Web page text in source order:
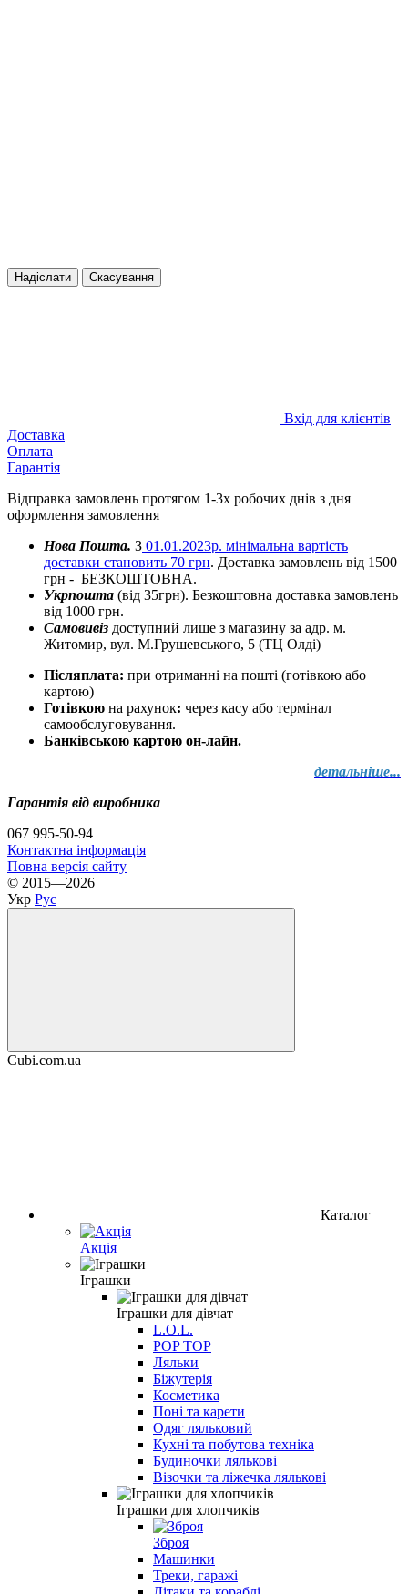
Надіслати Скасування
Вхід для клієнтів
Доставка
Оплата
Гарантія
Відправка замовлень протягом 1-3х робочих днів з дня
оформлення замовлення
Нова Пошта. З 01.01.2023р. мінімальна вартість
доставки становить 70 грн. Доставка замовлень від 1500
грн - БЕЗКОШТОВНА.
Укрпошта (від 35грн). Безкоштовна доставка замовлень
від 1000 грн.
Самовивіз доступний лише з магазину за адр. м.
Житомир, вул. М.Грушевського, 5 (ТЦ Олді)
Післяплата: при отриманні на пошті (готівкою або
картою)
Готівкою на рахунок: через касу або термінал
самообслуговування.
Банківською картою он-лайн.
детальніше...
Гарантія від виробника
067 995-50-94
Контактна інформація
Повна версія сайту
© 2015—2026
Укр Рус
Cubi.com.ua
Каталог
Акція
Іграшки
Іграшки для дівчат
L.O.L.
POP TOP
Ляльки
Біжутерія
Косметика
Поні та карети
Одяг ляльковий
Кухні та побутова техніка
Будиночки лялькові
Візочки та ліжечка лялькові
Іграшки для хлопчиків
Зброя
Машинки
Треки, гаражі